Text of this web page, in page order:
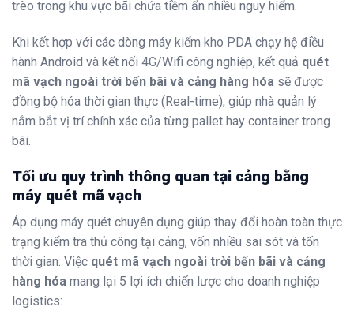
trèo trong khu vực bãi chứa tiềm ẩn nhiều nguy hiểm.
Khi kết hợp với các dòng máy kiểm kho PDA chạy hệ điều
hành Android và kết nối 4G/Wifi công nghiệp, kết quả quét
mã vạch ngoài trời bến bãi và cảng hàng hóa sẽ được
đồng bộ hóa thời gian thực (Real-time), giúp nhà quản lý
nắm bắt vị trí chính xác của từng pallet hay container trong
bãi.
Tối ưu quy trình thông quan tại cảng bằng
máy quét mã vạch
Áp dụng máy quét chuyên dụng giúp thay đổi hoàn toàn thực
trạng kiểm tra thủ công tại cảng, vốn nhiều sai sót và tốn
thời gian. Việc quét mã vạch ngoài trời bến bãi và cảng
hàng hóa mang lại 5 lợi ích chiến lược cho doanh nghiệp
logistics: